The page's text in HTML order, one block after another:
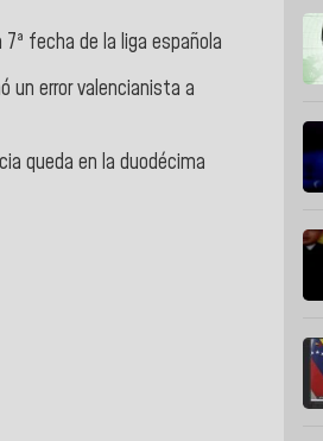
fecha de la liga española
un error valencianista a
queda en la duodécima